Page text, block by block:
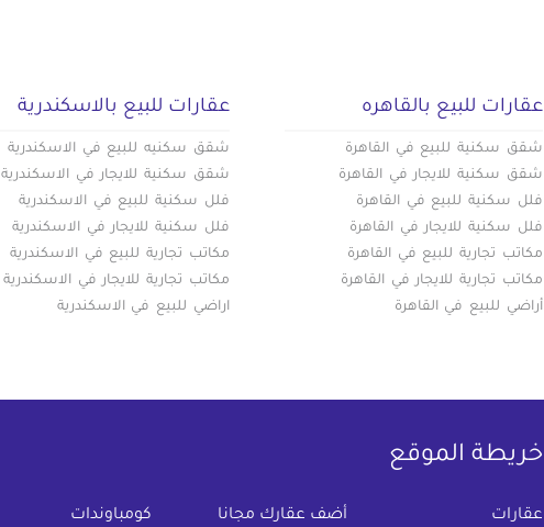
عقارات للبيع بالقاهره
شقق سكنية للبيع في القاهرة
شقق سكنية للايجار في القاهرة
فلل سكنية للبيع في القاهرة
فلل سكنية للايجار في القاهرة
مكاتب تجارية للبيع في القاهرة
مكاتب تجارية للايجار في القاهرة
أراضي للبيع في القاهرة
عقارات للبيع بالاسكندرية
شقق سكنيه للبيع في الاسكندرية
شقق سكنية للايجار في الاسكندرية
فلل سكنية للبيع في الاسكندرية
فلل سكنية للايجار في الاسكندرية
مكاتب تجارية للبيع في الاسكندرية
مكاتب تجارية للايجار في الاسكندرية
اراضي للبيع في الاسكندرية
خريطة الموقع
عقارات أضف عقارك مجانا كومباوندات